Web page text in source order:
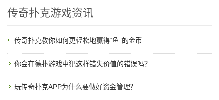
传奇扑克游戏资讯
传奇扑克教你如何更轻松地赢得“鱼”的金币
你会在德扑游戏中犯这样错失价值的错误吗？
玩传奇扑克APP为什么要做好资金管理？